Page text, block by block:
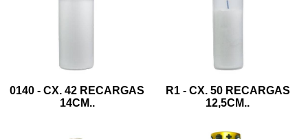
0140 - CX. 42 RECARGAS
14CM..
R1 - CX. 50 RECARGAS
12,5CM..